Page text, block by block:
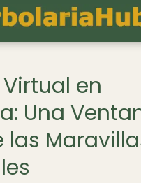
en
Una
las